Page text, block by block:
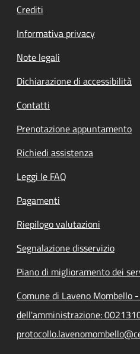
Crediti
Informativa privacy
Note legali
Dichiarazione di accessibilità
Contatti
Prenotazione appuntamento
Richiedi assistenza
Leggi le FAQ
Pagamenti
Riepilogo valutazioni
Segnalazione disservizio
Piano di miglioramento dei
Comune di Laveno Mombello
dell'amministrazione: